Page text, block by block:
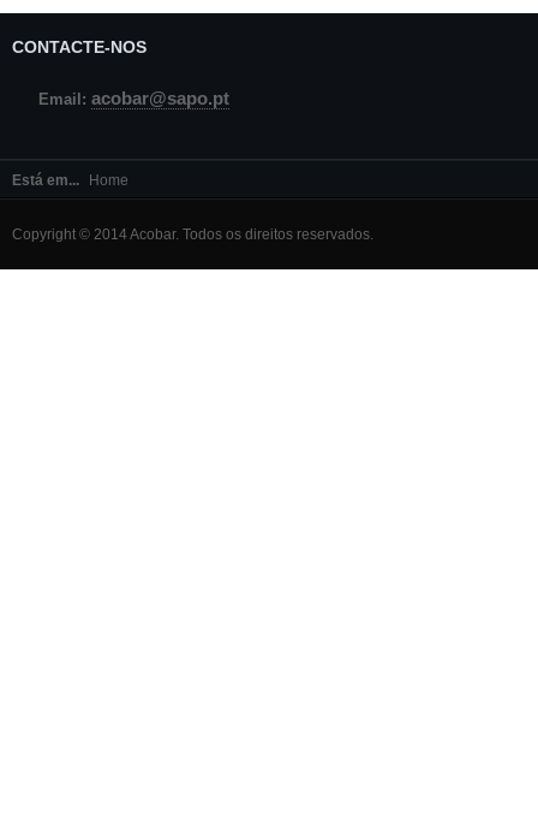
CONTACTE-NOS
Email: acobar@sapo.pt
Está em... Home
Copyright © 2014 Acobar. Todos os direitos reservados.